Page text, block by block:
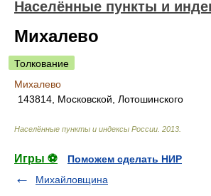
Населённые пункты и
Михалево
Толкование
Михалево
143814, Московской, Лотошинского
Населённые пункты и индексы России 2013
Игры ⚽
Поможем сделать НИР
Михайловщина